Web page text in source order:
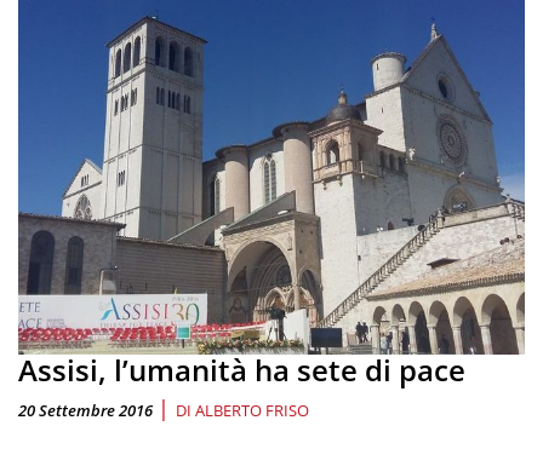
Assisi, l’umanità ha sete di pace
20 Settembre 2016 | DI ALBERTO FRISO